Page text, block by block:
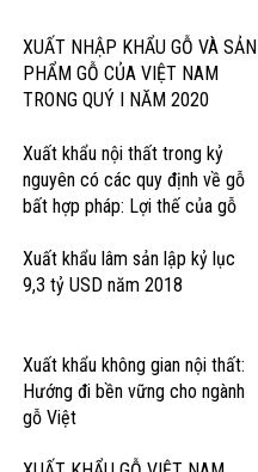
XUẤT NHẬP KHẨU GỖ VÀ SẢN
PHẨM GỖ CỦA VIỆT NAM
TRONG QUÝ I NĂM 2020
Xuất khẩu nội thất trong kỷ
nguyên có các quy định về gỗ
bất hợp pháp: Lợi thế của gỗ
Xuất khẩu lâm sản lập kỷ lục
9,3 tỷ USD năm 2018
Xuất khẩu không gian nội thất:
Hướng đi bền vững cho ngành
gỗ Việt